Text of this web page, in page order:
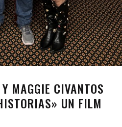
MAGGIE CIVANTOS
UN FILM